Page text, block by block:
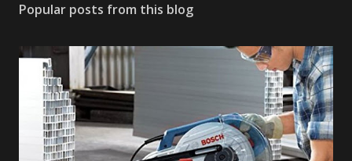
Popular posts from this blog